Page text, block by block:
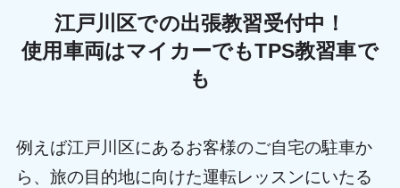
江戸川区での出張教習受付中！
使用車両はマイカーでもTPS教習車で
も
例えば江戸川区にあるお客様のご自宅の駐車か
ら、旅の目的地に向けた運転レッスンにいたる